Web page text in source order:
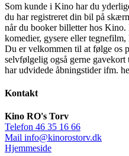
Som kunde i Kino har du
du har registreret din bil på
når du booker billetter hos
komedier, gysere eller
Du er velkommen til at følge os
selvfølgelig også gerne
har udvidede åbningstider ifm.
Kontakt
Kino RO's Torv
Telefon 46 35 16 66
Mail info@kinorostorv.dk
Hjemmeside